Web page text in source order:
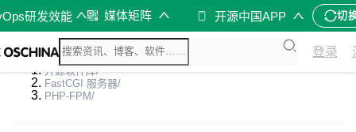
研发效能 媒体矩阵 开源中国APP 切
登录
开源软件库/
FastCGI 服务器/
PHP-FPM/